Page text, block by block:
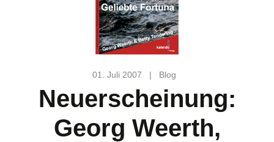
01. Juli 2007 | Blog
Neuerscheinung:
Georg Weerth,